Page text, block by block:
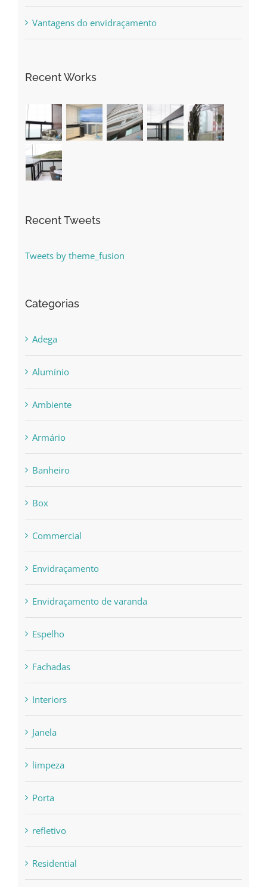
Vantagens do envidraçamento
Recent Works
Recent Tweets
Tweets by theme_fusion
Categorias
Adega
Alumínio
Ambiente
Armário
Banheiro
Box
Commercial
Envidraçamento
Envidraçamento de varanda
Espelho
Fachadas
Interiors
Janela
limpeza
Porta
refletivo
Residential